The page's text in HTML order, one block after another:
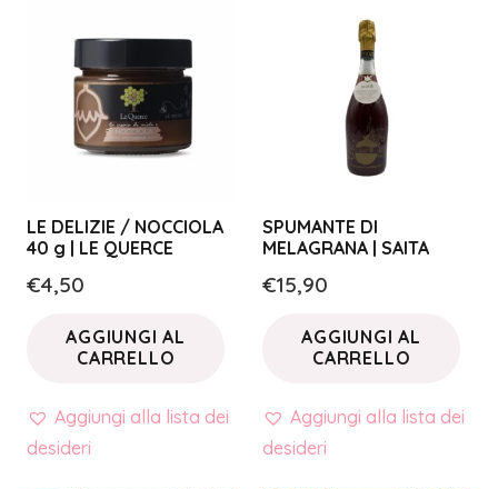
LE DELIZIE / NOCCIOLA
40 g | LE QUERCE
€4,50
AGGIUNGI AL
CARRELLO
Aggiungi alla lista dei
desideri
SPUMANTE DI
MELAGRANA | SAITA
€15,90
AGGIUNGI AL
CARRELLO
Aggiungi alla lista dei
desideri